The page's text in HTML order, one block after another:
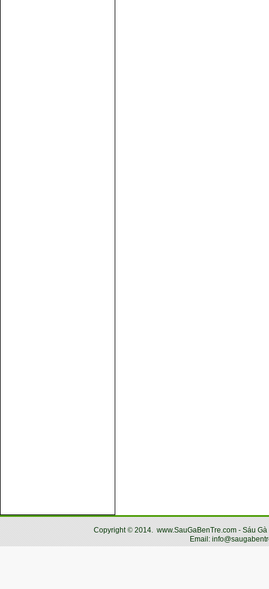
Copyright© 2014. www.SauGaBenTre.com - Sáu
Email: